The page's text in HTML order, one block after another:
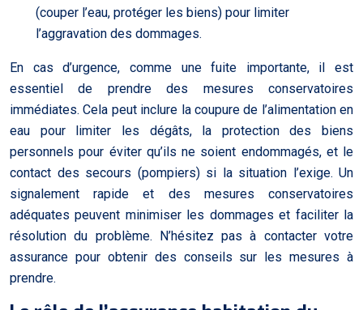
(couper l’eau, protéger les biens) pour limiter
l’aggravation des dommages.
En cas d’urgence, comme une fuite importante, il est
essentiel de prendre des mesures conservatoires
immédiates. Cela peut inclure la coupure de l’alimentation en
eau pour limiter les dégâts, la protection des biens
personnels pour éviter qu’ils ne soient endommagés, et le
contact des secours (pompiers) si la situation l’exige. Un
signalement rapide et des mesures conservatoires
adéquates peuvent minimiser les dommages et faciliter la
résolution du problème. N’hésitez pas à contacter votre
assurance pour obtenir des conseils sur les mesures à
prendre.